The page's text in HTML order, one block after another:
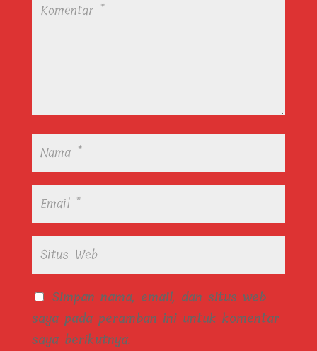
Simpan nama, email, dan situs web
saya pada peramban ini untuk komentar
saya berikutnya.